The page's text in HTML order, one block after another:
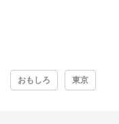
おもしろ 東京